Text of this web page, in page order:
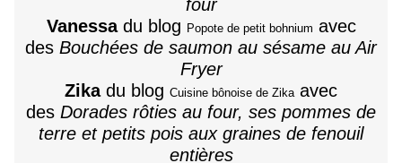
four
Vanessa du blog Popote de petit bohnium avec
des Bouchées de saumon au sésame au Air
Fryer
Zika du blog Cuisine bônoise de Zika avec
des Dorades rôties au four, ses pommes de
terre et petits pois aux graines de fenouil
entières